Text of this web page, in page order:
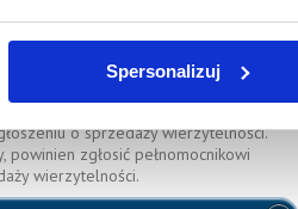
Spersonalizuj
o sprzedaży wierzytelności.
powinien zgłosić pełnomocnikowi
wierzytelności.